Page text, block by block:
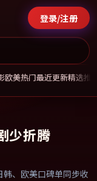
登录/注册
欧美热门最近更新精选推
少折腾
、欧美口碑单同步收